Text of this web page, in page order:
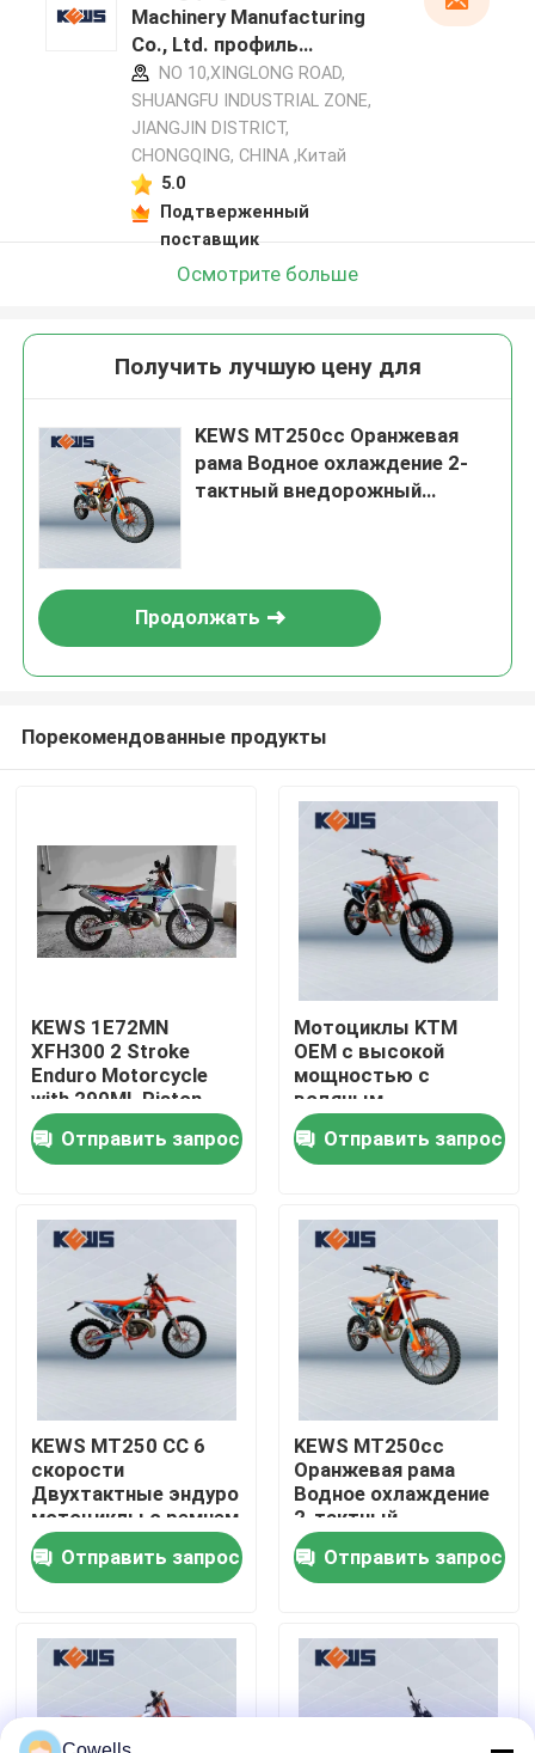
Дом
Продукты
Путешествие фабрики
Проверка качества
Свяжитесь мы
Блог
4 мотоцикла Enduro хода
Мотоциклы Enduro два приступа
Мотоциклы ралли
Machinery Manufacturing
Co., Ltd. профиль
производителя
NO 10,XINGLONG ROAD,
SHUANGFU INDUSTRIAL ZONE,
JIANGJIN DISTRICT,
CHONGQING, CHINA ,Китай
5.0
Подтверженный
поставщик
Осмотрите больше
Получить лучшую цену для
KEWS MT250cc Оранжевая
рама Водное охлаждение 2-
тактный внедорожный
Продолжать
Порекомендованные продукты
KEWS 1E72MN
XFH300 2 Stroke
Enduro Motorcycle
with 290ML Piston
Displacement and
38.6KW Maximum
Power
Отправить запрос
Мотоциклы KTM
OEM с высокой
мощностью с
водяным
охлаждением
MT250cc 2T Off
Road
Отправить запрос
KEWS MT250 CC 6
скорости
Двухтактные эндуро
мотоциклы с ремнем
EXCEL
Отправить запрос
KEWS MT250cc
Оранжевая рама
Водное охлаждение
2-тактный
внедорожный
мотоцикл с ремнем
EXCEL
Отправить запрос